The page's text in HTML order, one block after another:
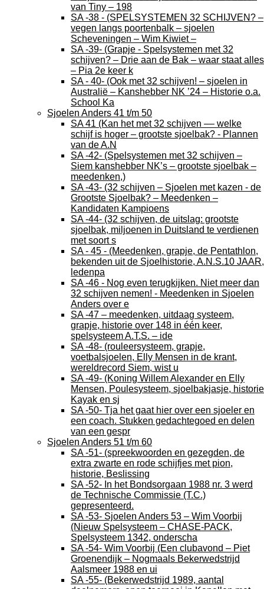
van Tiny – 198
SA -38 - (SPELSYSTEMEN 32 SCHIJVEN? –
vegen langs poortenbalk – sjoelen
Scheveningen – Wim Kiwiet –
SA -39- (Grapje - Spelsystemen met 32
schijven? – Drie aan de Bak – waar staat alles
– Pia 2e keer k
SA - 40- (Ook met 32 schijven! – sjoelen in
Australië – Kanshebber NK ’24 – Historie o.a.
School Ka
Sjoelen Anders 41 t/m 50
SA 41 (Kan het met 32 schijven –– welke
schijf is hoger – grootste sjoelbak? - Plannen
van de A.N
SA -42- (Spelsystemen met 32 schijven –
Siem kanshebber NK’s – grootste sjoelbak –
meedenken,)
SA -43- (32 schijven – Sjoelen met kazen - de
Grootste Sjoelbak? – Meedenken –
Kandidaten Kampioens
SA -44- (32 schijven, de uitslag: grootste
sjoelbak, miljoenen in Duitsland te verdienen
met soort s
SA - 45 - (Meedenken, grapje, de Pentathlon,
bekenden uit de Sjoelhistorie, A.N.S.10 JAAR,
ledenpa
SA -46 - Nog even terugkijken. Niet meer dan
32 schijven nemen! - Meedenken in Sjoelen
Anders over e
SA -47 – meedenken, uitdaag systeem,
grapje, historie over 148 in één keer,
spelsysteem A.T.S. – ide
SA -48- (rouleersysteem, grapje,
voetbalsjoelen, Elly Mensen in de krant,
wereldrecord Siem, wist u
SA -49- (Koning Willem Alexander en Elly
Mensen, Poulesysteem, sjoelbakjasje, historie
Kayak en sj
SA -50- Tja het gaat hier over een sjoeler en
een coach. Stukken gedachtegoed en delen
van een gespr
Sjoelen Anders 51 t/m 60
SA -51- (spreekwoorden en gezegden, de
extra zwarte en rode schijfjes met pion,
historie, Beslissing
SA -52- In het Bondsorgaan 1988 nr. 3 werd
de Technische Commissie (T.C.)
gepresenteerd.
SA -53- Sjoelen Anders 53 – Wim Voorbij
(Nieuw Spelsysteem – CHASE-PACK,
Spelsysteem 1342, onderscha
SA -54- Wim Voorbij (Een clubavond – Piet
Groenendijk – Nogmaals Bekerwedstrijd
Aalsmeer 1988 en ui
SA -55- (Bekerwedstrijd 1989, aantal